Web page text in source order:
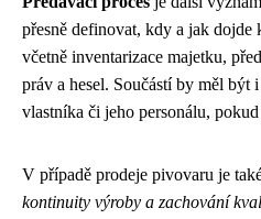
přesně definovat, kdy a jak
včetně inventarizace majetku,
práv a hesel. Součástí by měl být
vlastníka či jeho personálu,
V případě prodeje pivovaru je
kontinuity výroby a zachování